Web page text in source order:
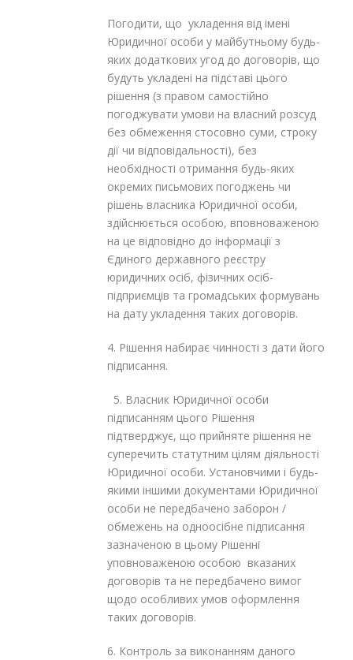
Погодити, що укладення від імені
Юридичної особи у майбутньому будь-
яких додаткових угод до договорів, що
будуть укладені на підставі цього
рішення (з правом самостійно
погоджувати умови на власний розсуд
без обмеження стосовно суми, строку
дії чи відповідальності), без
необхідності отримання будь-яких
окремих письмових погоджень чи
рішень власника Юридичної особи,
здійснюється особою, вповноваженою
на це відповідно до інформації з
Єдиного державного реєстру
юридичних осіб, фізичних осіб-
підприємців та громадських формувань
на дату укладення таких договорів.
4. Рішення набирає чинності з дати його
підписання.
5. Власник Юридичної особи
підписанням цього Рішення
підтверджує, що прийняте рішення не
суперечить статутним цілям діяльності
Юридичної особи. Установчими і будь-
якими іншими документами Юридичної
особи не передбачено заборон /
обмежень на одноосібне підписання
зазначеною в цьому Рішенні
уповноваженою особою вказаних
договорів та не передбачено вимог
щодо особливих умов оформлення
таких договорів.
6. Контроль за виконанням даного